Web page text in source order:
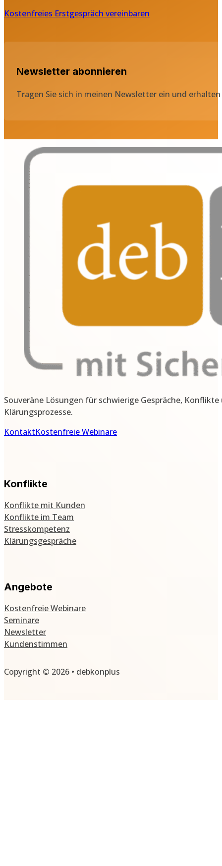
Kostenfreies Erstgespräch vereinbaren
Newsletter abonnieren
Tragen Sie sich in meinen Newsletter ein und
Souveräne Lösungen für schwierige Gespräche, Konflikte
Klärungsprozesse.
KontaktKostenfreie Webinare
Konflikte
Konflikte mit Kunden
Konflikte im Team
Stresskompetenz
Klärungsgespräche
Angebote
Kostenfreie Webinare
Seminare
Newsletter
Kundenstimmen
Copyright © 2026 • debkonplus